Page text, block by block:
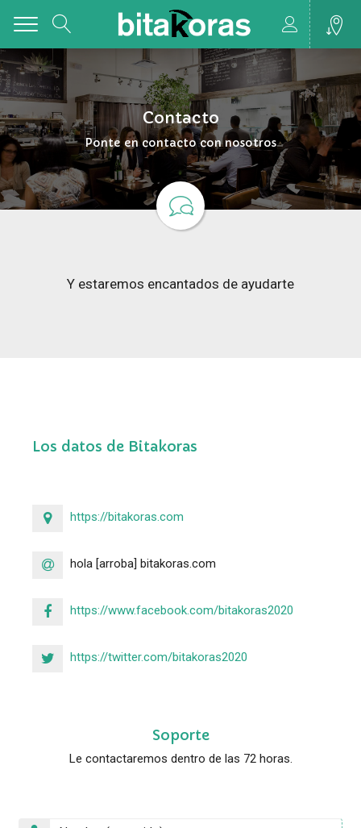
Contacto
Ponte en contacto con nosotros
Y estaremos encantados de ayudarte
Los datos de Bitakoras
https://bitakoras.com
hola [arroba] bitakoras.com
https://www.facebook.com/bitakoras2020
https://twitter.com/bitakoras2020
Soporte
Le contactaremos dentro de las 72 horas.